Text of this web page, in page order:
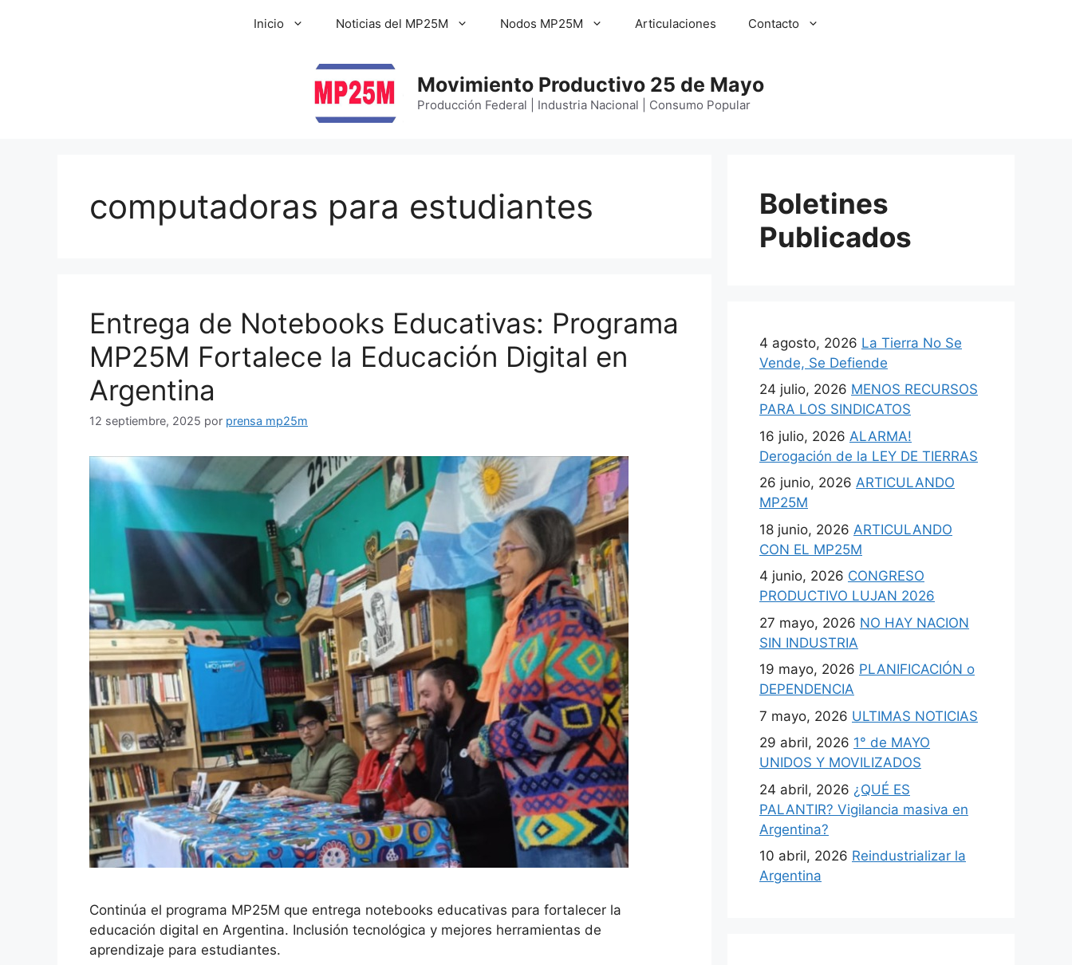
Inicio Noticias del MP25M Nodos MP25M Articulaciones Contacto
Movimiento Productivo 25 de Mayo
Producción Federal | Industria Nacional | Consumo Popular
computadoras para estudiantes
Entrega de Notebooks Educativas: Programa
MP25M Fortalece la Educación Digital en
Argentina
12 septiembre, 2025 por prensa mp25m
Continúa el programa MP25M que entrega notebooks educativas para fortalecer la
educación digital en Argentina. Inclusión tecnológica y mejores herramientas de
aprendizaje para estudiantes.
Boletines
Publicados
4 agosto, 2026 La Tierra No Se
Vende, Se Defiende
24 julio, 2026 MENOS RECURSOS
PARA LOS SINDICATOS
16 julio, 2026 ALARMA!
Derogación de la LEY DE TIERRAS
26 junio, 2026 ARTICULANDO
MP25M
18 junio, 2026 ARTICULANDO
CON EL MP25M
4 junio, 2026 CONGRESO
PRODUCTIVO LUJAN 2026
27 mayo, 2026 NO HAY NACION
SIN INDUSTRIA
19 mayo, 2026 PLANIFICACIÓN o
DEPENDENCIA
7 mayo, 2026 ULTIMAS NOTICIAS
29 abril, 2026 1° de MAYO
UNIDOS Y MOVILIZADOS
24 abril, 2026 ¿QUÉ ES
PALANTIR? Vigilancia masiva en
Argentina?
10 abril, 2026 Reindustrializar la
Argentina